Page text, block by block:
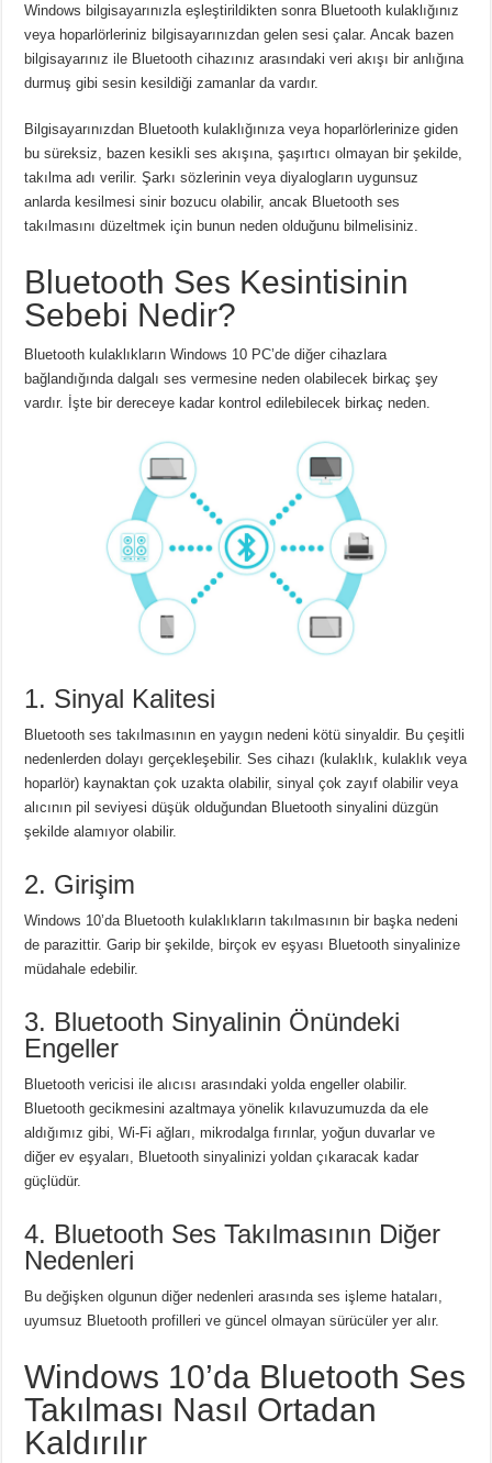
Windows bilgisayarınızla eşleştirildikten sonra Bluetooth kulaklığınız
veya hoparlörleriniz bilgisayarınızdan gelen sesi çalar.Ancak bazen
bilgisayarınız ile Bluetooth cihazınız arasındaki veri akışı bir anlığına
durmuş gibi sesin kesildiği zamanlar da vardır.
Bilgisayarınızdan Bluetooth kulaklığınıza veya hoparlörlerinize giden
bu süreksiz, bazen kesikli ses akışına, şaşırtıcı olmayan bir şekilde,
takılma adı verilir.Şarkı sözlerinin veya diyalogların uygunsuz
anlarda kesilmesi sinir bozucu olabilir, ancak Bluetooth ses
takılmasını düzeltmek için bunun neden olduğunu bilmelisiniz.
Bluetooth Ses Kesintisinin
Sebebi Nedir?
Bluetooth kulaklıkların Windows 10 PC’de diğer cihazlara
bağlandığında dalgalı ses vermesine neden olabilecek birkaç şey
vardır. İşte bir dereceye kadar kontrol edilebilecek birkaç neden.
1. Sinyal Kalitesi
Bluetooth ses takılmasının en yaygın nedeni kötü sinyaldir. Bu çeşitli
nedenlerden dolayı gerçekleşebilir.Ses cihazı (kulaklık, kulaklık veya
hoparlör) kaynaktan çok uzakta olabilir, sinyal çok zayıf olabilir veya
alıcının pil seviyesi düşük olduğundan Bluetooth sinyalini düzgün
şekilde alamıyor olabilir.
2. Girişim
Windows 10’da Bluetooth kulaklıkların takılmasının bir başka nedeni
de parazittir.Garip bir şekilde, birçok ev eşyası Bluetooth sinyalinize
müdahale edebilir.
3. Bluetooth Sinyalinin Önündeki
Engeller
Bluetooth vericisi ile alıcısı arasındaki yolda engeller olabilir.
Bluetooth gecikmesini azaltmaya yönelik kılavuzumuzda da ele
aldığımız gibi, Wi-Fi ağları, mikrodalga fırınlar, yoğun duvarlar ve
diğer ev eşyaları, Bluetooth sinyalinizi yoldan çıkaracak kadar
güçlüdür.
4. Bluetooth Ses Takılmasının Diğer
Nedenleri
Bu değişken olgunun diğer nedenleri arasında ses işleme hataları,
uyumsuz Bluetooth profilleri ve güncel olmayan sürücüler yer alır.
Windows 10’da Bluetooth Ses
Takılması Nasıl Ortadan
Kaldırılır